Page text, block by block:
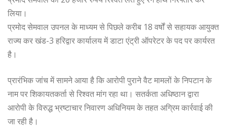
लिया।
प्रमोद सेमवाल उपनल के माध्यम से पिछले करीब 18 वर्षों से सहायक आयुक्त
राज्य कर खंड-3 हरिद्वार कार्यालय में डाटा एंट्री ऑपरेटर के पद पर कार्यरत
है।
प्रारंभिक जांच में सामने आया है कि आरोपी पुराने वैट मामलों के निपटान के
नाम पर शिकायतकर्ता से रिश्वत मांग रहा था। सतर्कता अधिष्ठान द्वारा
आरोपी के विरुद्ध भ्रष्टाचार निवारण अधिनियम के तहत अग्रिम कार्रवाई की
जा रही है।